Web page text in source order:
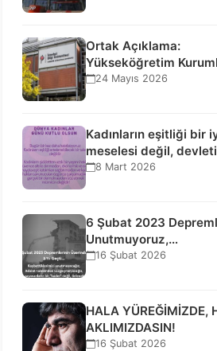
Ortak Açıklama:
Yükseköğretim
Toplumsal İşlevi
24 Mayıs 2026
Kadınların eşitliği bir
meselesi değil,
uluslararası insan…
8 Mart 2026
6 Şubat 2023
Unutmuyoruz,
Vazgeçmiyoruz, Hesap
16 Şubat 2026
HALA YÜREĞİMİZDE,
AKLIMIZDASIN!
16 Şubat 2026